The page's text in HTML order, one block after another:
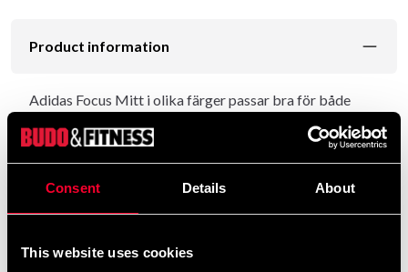
Consent Details About
This website uses cookies
Product information
Adidas Focus Mitt i olika färger passar bra för både
Tillverkad av ett slitstarkt PU-material som har en
polyesterfodring tillsammans med Climacool-tekniken